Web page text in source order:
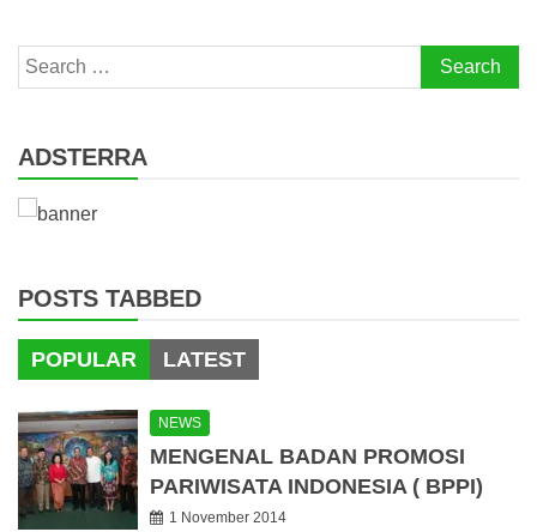
Search
for:
ADSTERRA
POSTS TABBED
POPULAR LATEST
NEWS
MENGENAL BADAN PROMOSI
PARIWISATA INDONESIA ( BPPI)
1 November 2014